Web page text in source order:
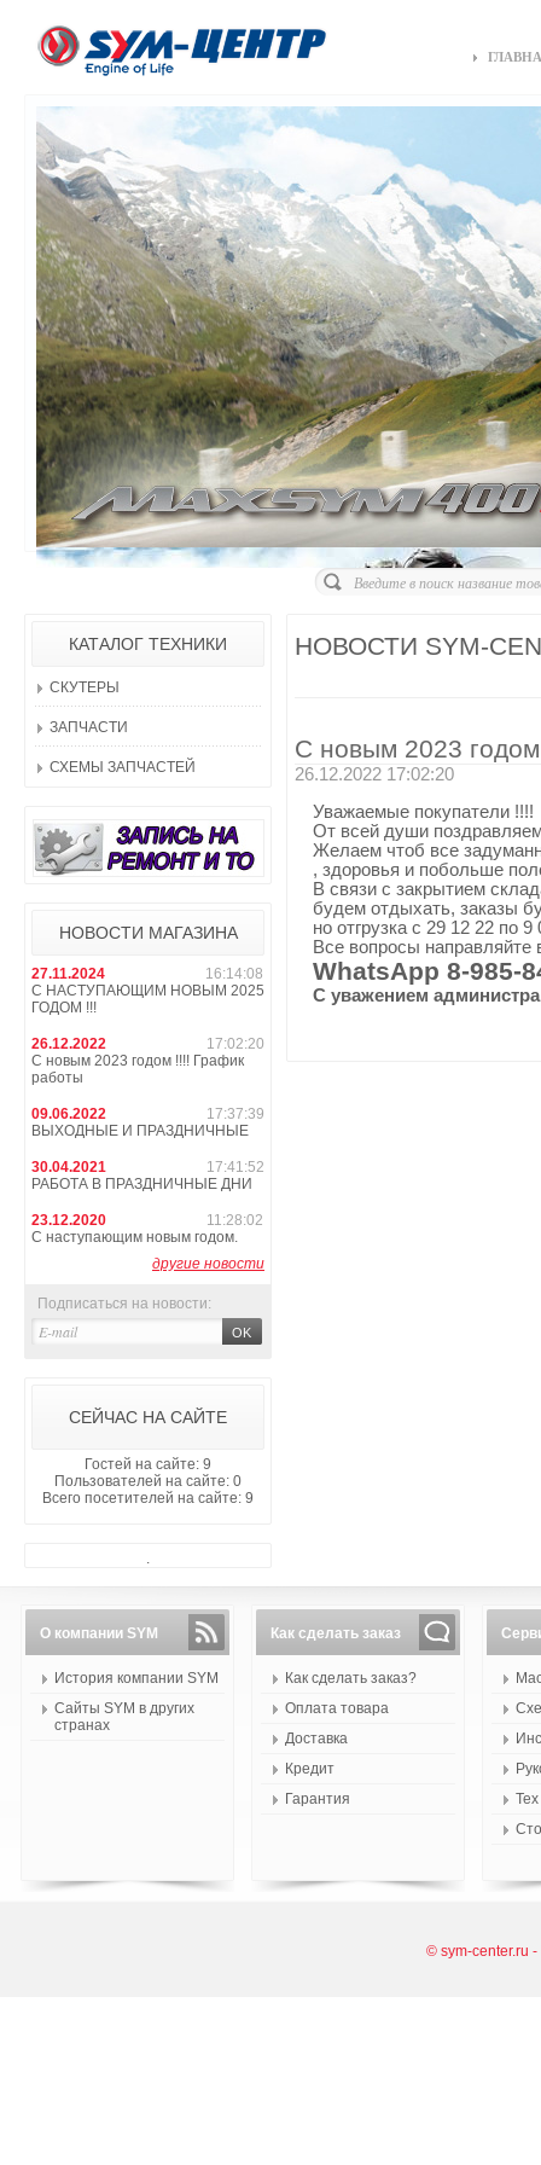
КАТАЛОГ ТЕХНИКИ
СКУТЕРЫ
ЗАПЧАСТИ
СХЕМЫ ЗАПЧАСТЕЙ
НОВОСТИ МАГАЗИНА
27.11.2024
16:14:08
С НАСТУПАЮЩИМ НОВЫМ 2025
ГОДОМ !!!
26.12.2022
17:02:20
С новым 2023 годом !!!! График
работы
09.06.2022
17:37:39
ВЫХОДНЫЕ И ПРАЗДНИЧНЫЕ
30.04.2021
17:41:52
РАБОТА В ПРАЗДНИЧНЫЕ ДНИ
23.12.2020
11:28:02
С наступающим новым годом.
другие новости
Подписаться на новости:
СЕЙЧАС НА САЙТЕ
Гостей на сайте: 9
Пользователей на сайте: 0
Всего посетителей на сайте: 9
.
НОВОСТИ SYM-
С новым 2023
26.12.2022 17:02:20
Уважаемые покупатели !!!!
От всей души
Желаем чтоб все
, здоровья и побольше
В связи с закрытием
будем отдыхать, заказы
но отгрузка с 29 12 22 по
Все вопросы
WhatsApp 8-985-
С уважением
О компании SYM
История компании SYM
Сайты SYM в других
странах
Как сделать заказ
Как сделать заказ?
Оплата товара
Доставка
Кредит
Гарантия
© sym-center.ru -